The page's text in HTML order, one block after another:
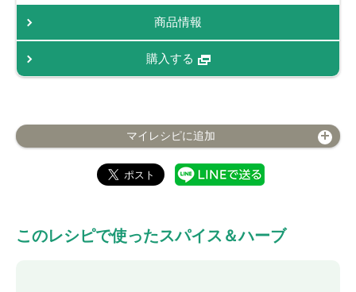
商品情報
購入する
マイレシピに追加
このレシピで使ったスパイス＆ハーブ